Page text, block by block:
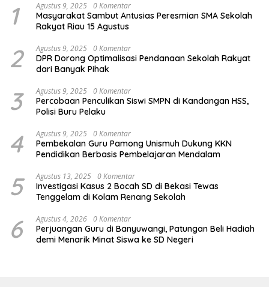
1 Agustus 9, 2025 0 Komentar
Masyarakat Sambut Antusias Peresmian SMA Sekolah
Rakyat Riau 15 Agustus
2 Agustus 9, 2025 0 Komentar
DPR Dorong Optimalisasi Pendanaan Sekolah Rakyat
dari Banyak Pihak
3 Agustus 9, 2025 0 Komentar
Percobaan Penculikan Siswi SMPN di Kandangan HSS,
Polisi Buru Pelaku
4 Agustus 9, 2025 0 Komentar
Pembekalan Guru Pamong Unismuh Dukung KKN
Pendidikan Berbasis Pembelajaran Mendalam
5 Agustus 13, 2025 0 Komentar
Investigasi Kasus 2 Bocah SD di Bekasi Tewas
Tenggelam di Kolam Renang Sekolah
6 Agustus 4, 2026 0 Komentar
Perjuangan Guru di Banyuwangi, Patungan Beli Hadiah
demi Menarik Minat Siswa ke SD Negeri